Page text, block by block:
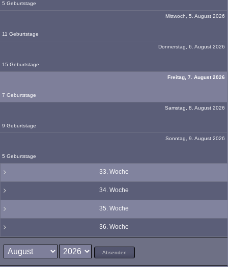
5 Geburtstage
Mittwoch, 5. August 2026
11 Geburtstage
Donnerstag, 6. August 2026
15 Geburtstage
Freitag, 7. August 2026
7 Geburtstage
Samstag, 8. August 2026
9 Geburtstage
Sonntag, 9. August 2026
5 Geburtstage
33. Woche
34. Woche
35. Woche
36. Woche
Absenden